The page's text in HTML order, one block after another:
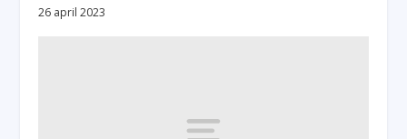
26 april 2023